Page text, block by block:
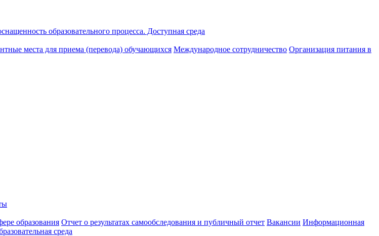
образовательного процесса. Доступная среда
места для приема (перевода) обучающихся Международное сотрудничество Организация питания в
образования Отчет о результатах самообследования и публичный отчет Вакансии Информационная
среда